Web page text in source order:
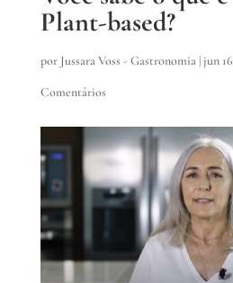
Plant-based?
por Jussara Voss - Gastronomia|jun
Comentários